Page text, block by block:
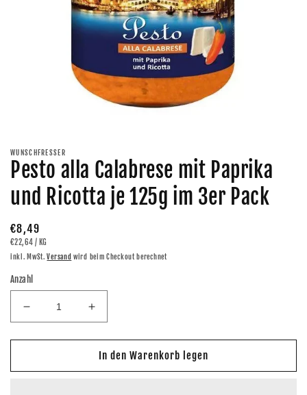
Modal
öffnen
WUNSCHFRESSER
Pesto alla Calabrese mit Paprika
und Ricotta je 125g im 3er Pack
Normaler
Preis
€8,49
GRUNDPREIS
€22,64 / PRO
KG
inkl. MwSt.Versand wird beim Checkout berechnet
Anzahl
Verringere
die
Menge
Pesto
Erhöhe
die
Menge
für
Pesto
In den Warenkorb legen